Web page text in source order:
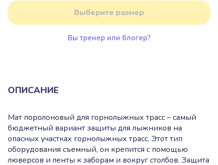
Выберите размер
Вы тренер или блогер?
ОПИСАНИЕ
Мат поролоновый для горнолыжных трасс – самый
бюджетный вариант защиты для лыжников на
опасных участках горнолыжных трасс. Этот тип
оборудования съемный, он крепится с помощью
люверсов и ленты к заборам и вокруг столбов. Защита